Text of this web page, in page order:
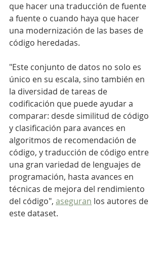
que hacer una traducción de fuente
a fuente o cuando haya que hacer
una modernización de las bases de
código heredadas.
"Este conjunto de datos no solo es
único en su escala, sino también en
la diversidad de tareas de
codificación que puede ayudar a
comparar: desde similitud de código
y clasificación para avances en
algoritmos de recomendación de
código, y traducción de código entre
una gran variedad de lenguajes de
programación, hasta avances en
técnicas de mejora del rendimiento
del código", aseguran los autores de
este dataset.